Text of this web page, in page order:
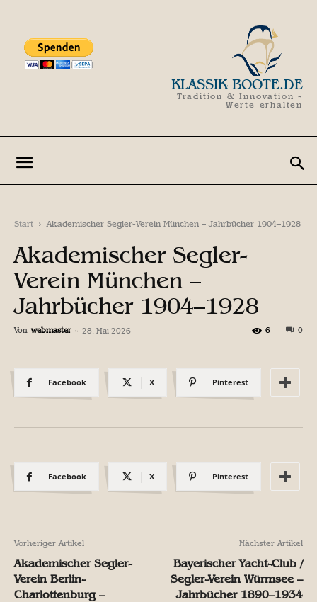
KLASSIK-BOOTE.DE
Tradition & Innovation -
Werte erhalten
Start Akademischer Segler-Verein München – Jahrbücher 1904–1928
Akademischer Segler-
Verein München –
Jahrbücher 1904–1928
Von webmaster - 28. Mai 2026 0
6
Facebook X Pinterest
Facebook X Pinterest
Vorheriger Artikel
Akademischer Segler-
Verein Berlin-
Charlottenburg –
Nächster Artikel
Bayerischer Yacht-Club /
Segler-Verein Würmsee –
Jahrbücher 1890–1934